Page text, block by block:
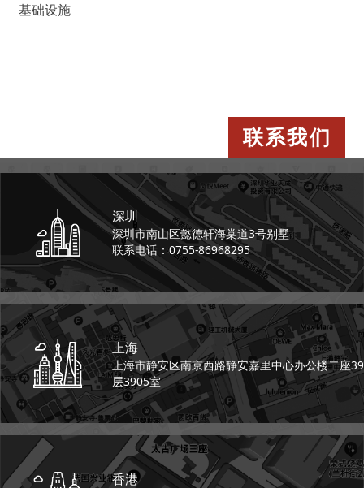
基础设施
联系我们
深圳
深圳市南山区懿德轩海棠道3号别墅
联系电话：0755-86968295
上海
上海市静安区南京西路静安嘉里中心办公楼二座39
层3905室
香港